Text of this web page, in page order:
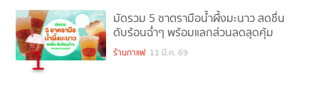
1
มัดรวม 5 ชาตรามือน้ำผึ้งมะนาว สดชื่น
ดับร้อนฉ่ำๆ พร้อมแลกส่วนลดสุดคุ้ม
ร้านกาแฟ 11 มี.ค. 69